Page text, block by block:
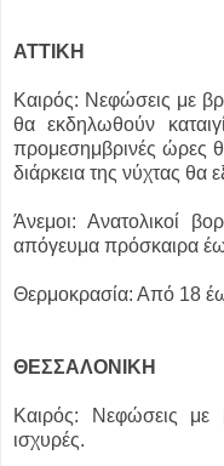
ΑΤΤΙΚΗ
Καιρός: Νεφώσεις με
θα εκδηλωθούν
προμεσημβρινές ώρες
διάρκεια της νύχτας θα
Άνεμοι: Ανατολικοί
απόγευμα πρόσκαιρα
Θερμοκρασία: Από 18
ΘΕΣΣΑΛΟΝΙΚΗ
Καιρός: Νεφώσεις με
ισχυρές.